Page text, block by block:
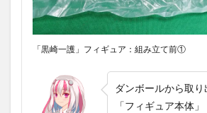
「黒崎一護」フィギュア：組み立て前①
ダンボールから取り
「フィギュア本体